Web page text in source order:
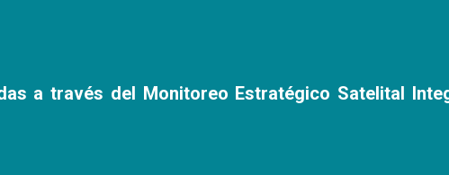
a través del Monitoreo Estratégico Satelital